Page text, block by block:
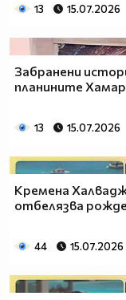
13 15.07.2026
Забранени
планините
13 15.07.2026
Кремена
отбелязва
44 15.07.2026